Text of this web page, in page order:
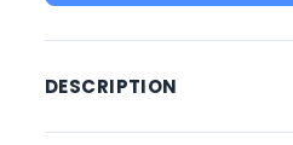
DESCRIPTION